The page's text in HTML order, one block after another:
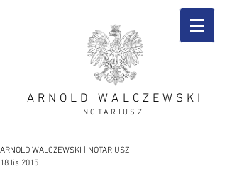
NOTARIUSZ
ARNOLD WALCZEWSKI
ARNOLD WALCZEWSKI | NOTARIUSZ
18 lis 2015